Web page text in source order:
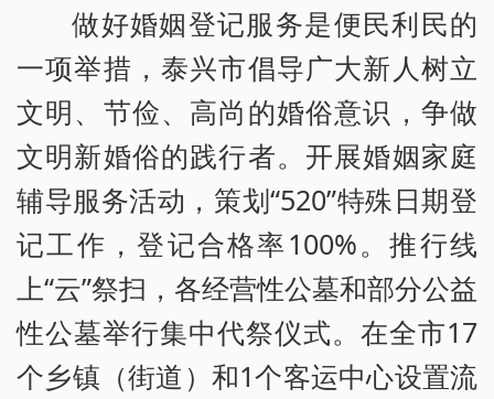
做好婚姻登记服务是便民利民的
一项举措，泰兴市倡导广大新人树立
文明、节俭、高尚的婚俗意识，争做
文明新婚俗的践行者。开展婚姻家庭
辅导服务活动，策划“520”特殊日期登
记工作，登记合格率100%。推行线
上“云”祭扫，各经营性公墓和部分公益
性公墓举行集中代祭仪式。在全市17
个乡镇（街道）和1个客运中心设置流